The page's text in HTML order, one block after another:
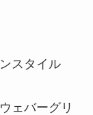
スタイル
ェバーグリ